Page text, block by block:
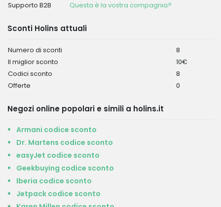
Supporto B2B
Questa è la vostra compagnia?
Sconti Holins attuali
Numero di sconti
8
Il miglior sconto
10€
Codici sconto
8
Offerte
0
Negozi online popolari e simili a holins.it
Armani codice sconto
Dr. Martens codice sconto
easyJet codice sconto
Geekbuying codice sconto
Iberia codice sconto
Jetpack codice sconto